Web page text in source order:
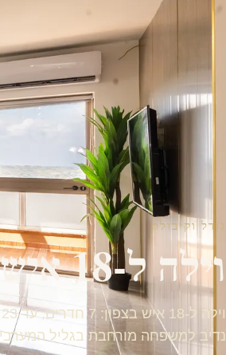
גודל וקיבולת
וילה ל-18 איש בצפון
נדיב למשפחה מורחבת בגליל